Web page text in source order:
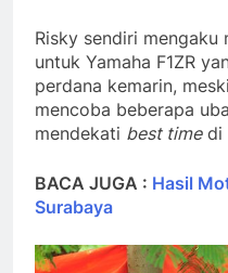
Risky sendiri mengaku
untuk Yamaha F1ZR
perdana kemarin,
mencoba beberapa
mendekati best timedi
BACA JUGA : Hasil
Surabaya